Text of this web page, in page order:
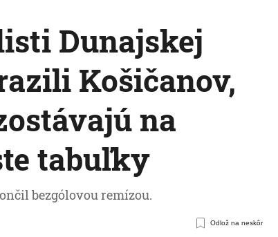
Dunajskej
Košičanov,
na
tabuľky
bezgólovou remízou.
Odlož na neskôr